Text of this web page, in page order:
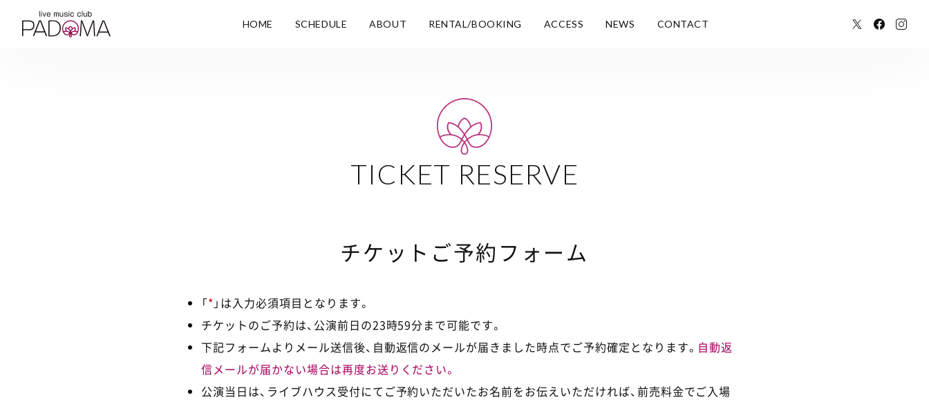
HOME SCHEDULE ABOUT RENTAL/BOOKING ACCESS NEWS CONTACT
TICKET RESERVE
チケットご予約フォーム
「* 」は入力必須項目となります。
チケットのご予約は、公演前日の23時59分まで可能です。
下記フォームよりメール送信後、自動返信のメールが届きました時点でご予約確定となります。 自動返
信メールが届かない場合は再度お送りください。
公演当日は、ライブハウス受付にてご予約いただいたお名前をお伝えいただければ、前売料金でご入場